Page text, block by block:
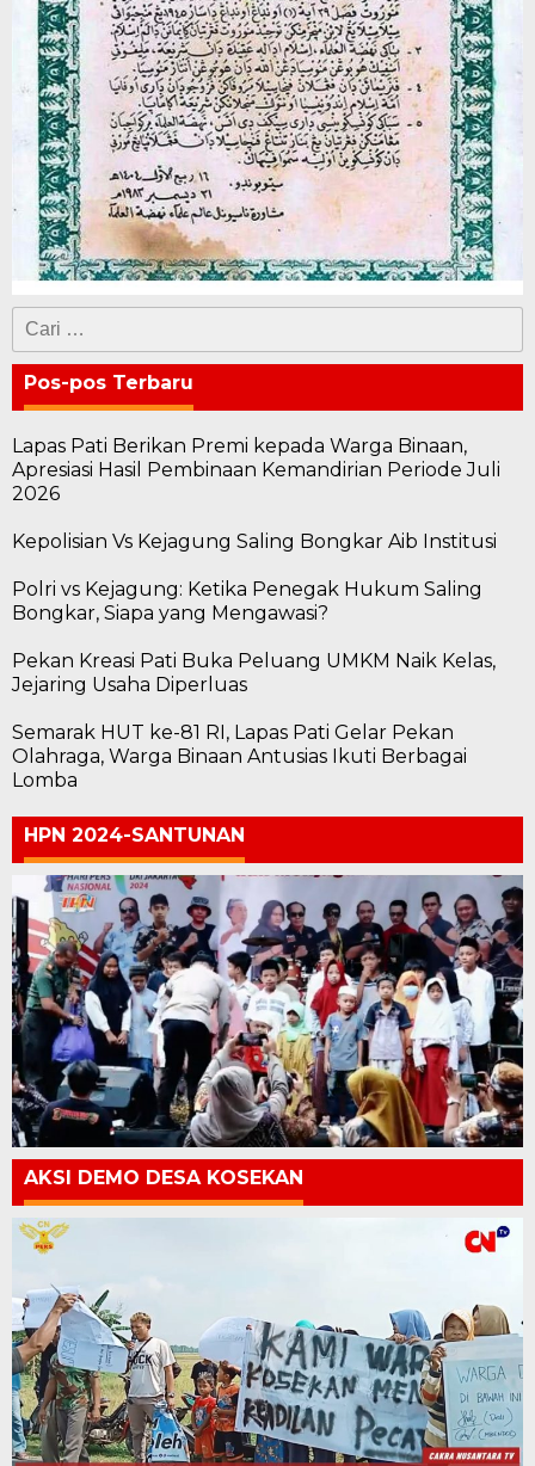
Cari
untuk:
Pos-pos Terbaru
Lapas Pati Berikan Premi kepada Warga Binaan,
Apresiasi Hasil Pembinaan Kemandirian Periode Juli
2026
Kepolisian Vs Kejagung Saling Bongkar Aib Institusi
Polri vs Kejagung: Ketika Penegak Hukum Saling
Bongkar, Siapa yang Mengawasi?
Pekan Kreasi Pati Buka Peluang UMKM Naik Kelas,
Jejaring Usaha Diperluas
Semarak HUT ke-81 RI, Lapas Pati Gelar Pekan
Olahraga, Warga Binaan Antusias Ikuti Berbagai
Lomba
HPN 2024-SANTUNAN
AKSI DEMO DESA KOSEKAN